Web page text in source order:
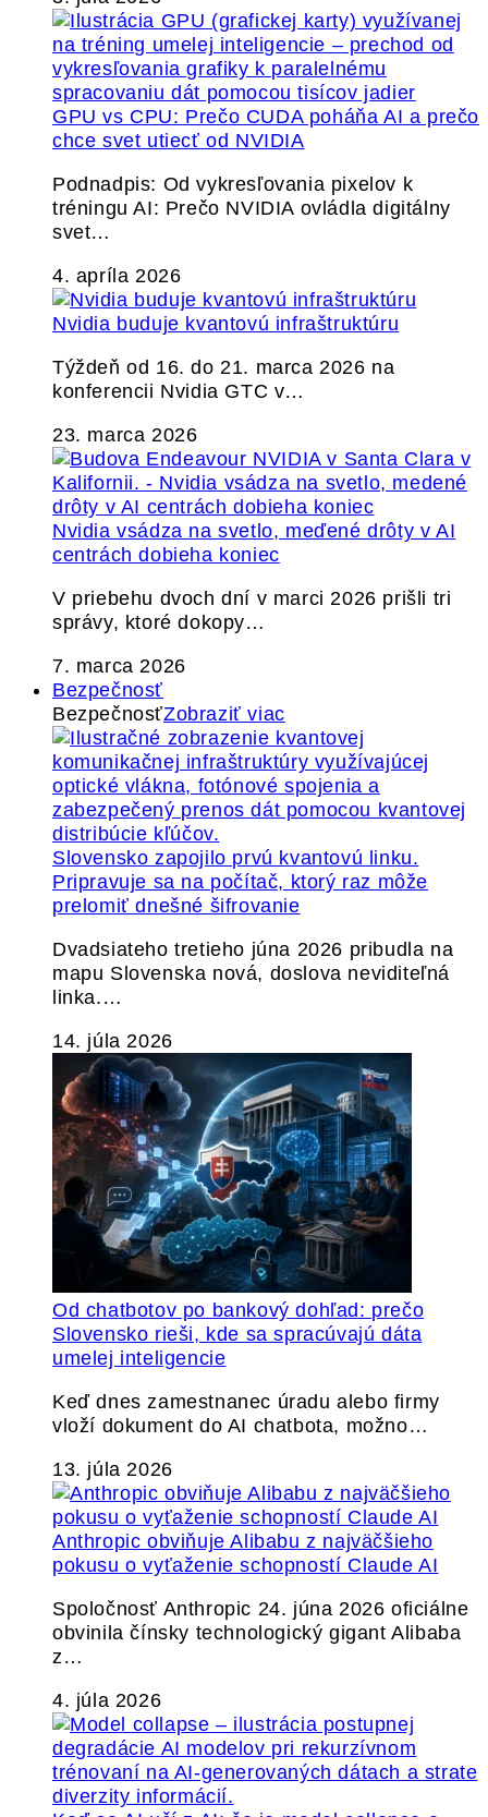
GPU vs CPU: Prečo CUDA poháňa AI a prečo
chce svet utiecť od NVIDIA
Podnadpis: Od vykresľovania pixelov k
tréningu AI: Prečo NVIDIA ovládla digitálny
svet…
4. apríla 2026
Nvidia buduje kvantovú infraštruktúru
Týždeň od 16. do 21. marca 2026 na
konferencii Nvidia GTC v…
23. marca 2026
Nvidia vsádza na svetlo, meďené drôty v AI
centrách dobieha koniec
V priebehu dvoch dní v marci 2026 prišli tri
správy, ktoré dokopy…
7. marca 2026
Bezpečnosť
BezpečnosťZobraziť viac
Slovensko zapojilo prvú kvantovú linku.
Pripravuje sa na počítač, ktorý raz môže
prelomiť dnešné šifrovanie
Dvadsiateho tretieho júna 2026 pribudla na
mapu Slovenska nová, doslova neviditeľná
linka.…
14. júla 2026
Od chatbotov po bankový dohľad: prečo
Slovensko rieši, kde sa spracúvajú dáta
umelej inteligencie
Keď dnes zamestnanec úradu alebo firmy
vloží dokument do AI chatbota, možno…
13. júla 2026
Anthropic obviňuje Alibabu z najväčšieho
pokusu o vyťaženie schopností Claude AI
Spoločnosť Anthropic 24. júna 2026 oficiálne
obvinila čínsky technologický gigant Alibaba
z…
4. júla 2026